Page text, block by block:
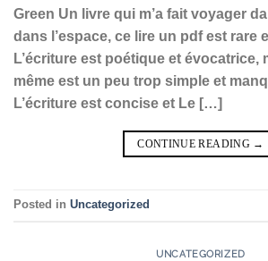
Green Un livre qui m’a fait voyager
dans l’espace, ce lire un pdf est rare
L’écriture est poétique et évocatrice,
même est un peu trop simple et
L’écriture est concise et Le […]
CONTINUE READING →
Posted in Uncategorized
UNCATEGORIZED